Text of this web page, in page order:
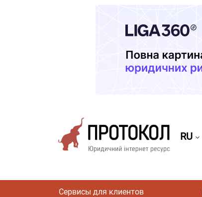
RU
Сервисы для клиентов